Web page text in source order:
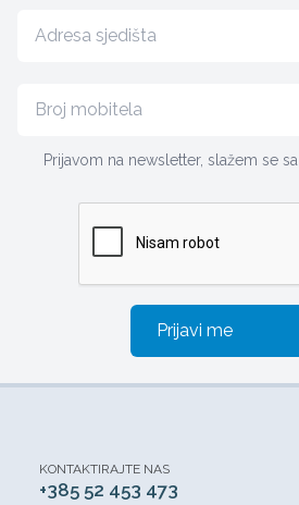
Prijavom na newsletter, slažem se sa
Prijavi me
KONTAKTIRAJTE NAS
+385 52 453 473